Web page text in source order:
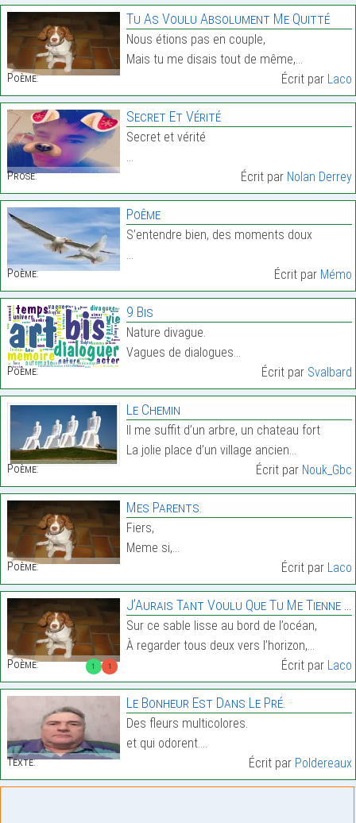
Poème:
Tu As Voulu Absolument Me Quitté
Nous étions pas en couple,
Mais tu me disais tout de même,…
Écrit par Laco
Prose:
Secret Et Vérité
Secret et vérité
…
Écrit par Nolan Derrey
Poème:
Poême
S’entendre bien, des moments doux
…
Écrit par Mémo
Poème:
9 Bis
Nature divague.
Vagues de dialogues…
Écrit par Svalbard
Poème:
Le Chemin
Il me suffit d’un arbre, un chateau fort
La jolie place d’un village ancien…
Écrit par Nouk_Gbc
Poème:
Mes Parents.
Fiers,
Meme si,…
Écrit par Laco
1 1
Poème:
J’Aurais Tant Voulu Que Tu Me Tienne Ma Main.
Sur ce sable lisse au bord de l’océan,
À regarder tous deux vers l’horizon,…
Écrit par Laco
Texte:
Le Bonheur Est Dans Le Pré.
Des fleurs multicolores.
et qui odorent.…
Écrit par Poldereaux